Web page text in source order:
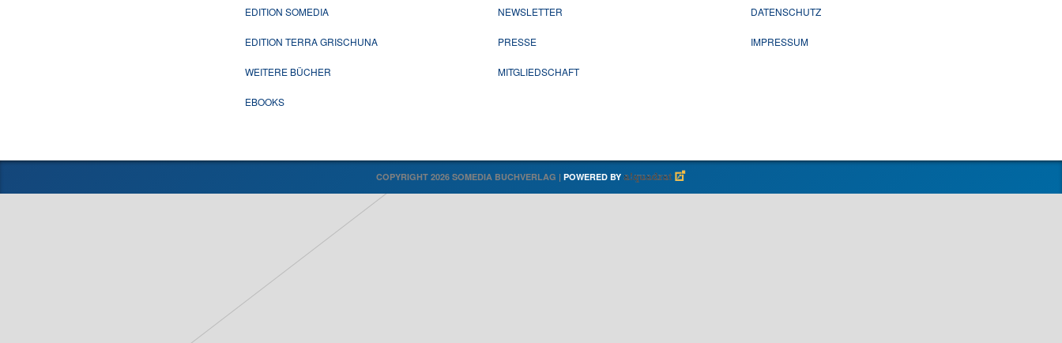
EDITION SOMEDIA
EDITION TERRA GRISCHUNA
WEITERE BÜCHER
EBOOKS
NEWSLETTER
PRESSE
MITGLIEDSCHAFT
DATENSCHUTZ
IMPRESSUM
COPYRIGHT 2026 SOMEDIA BUCHVERLAG | POWERED BY